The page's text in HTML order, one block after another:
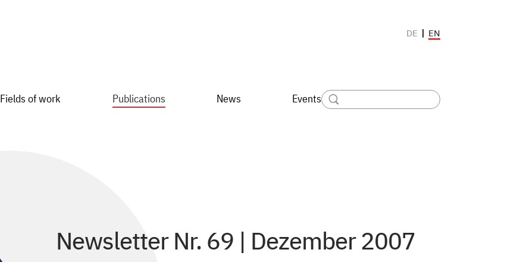
DE EN
Fields of work Publications News Events
Newsletter Nr. 69 | Dezember 2007